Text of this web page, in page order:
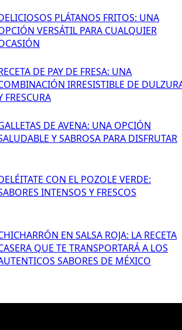
PLÁTANOS FRITOS: UNA
VERSÁTIL PARA CUALQUIER
DE PAY DE FRESA: UNA
IRRESISTIBLE DE
FRESCURA
DE AVENA: UNA OPCIÓN
Y SABROSA PARA DISFRUTAR
CON EL POZOLE VERDE:
INTENSOS Y FRESCOS
EN SALSA ROJA: LA RECETA
QUE TE TRANSPORTARÁ A LOS
SABORES DE MÉXICO